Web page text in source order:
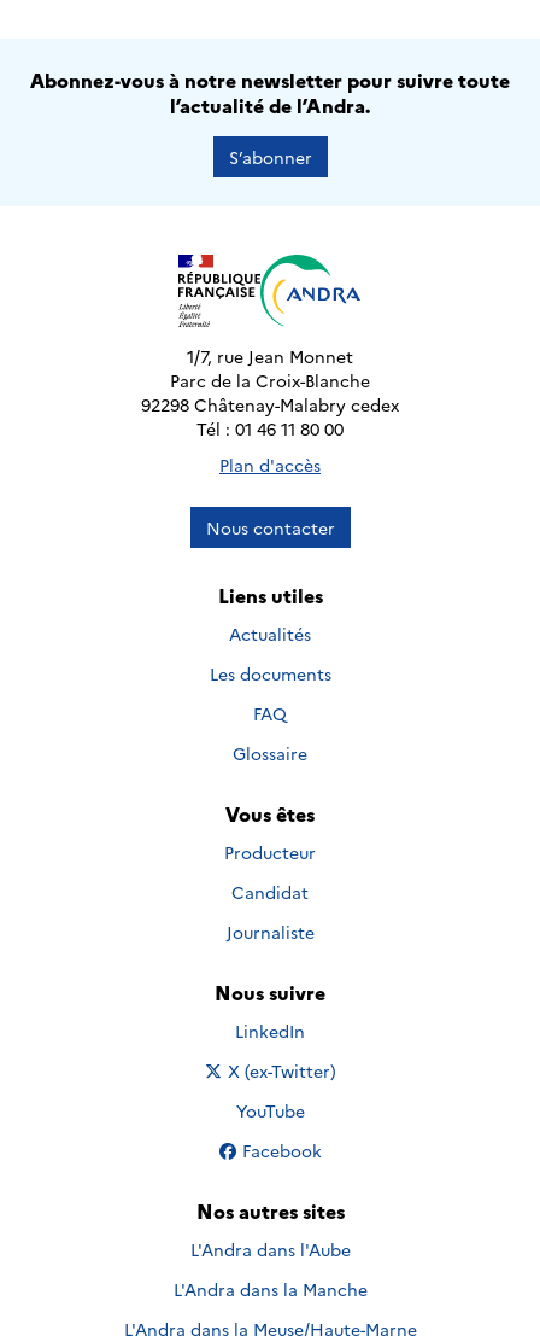
Abonnez-vous à notre newsletter pour suivre toute
l’actualité de l’Andra.
S’abonner
1/7, rue Jean Monnet
Parc de la Croix-Blanche
92298 Châtenay-Malabry cedex
Tél : 01 46 11 80 00
Plan d'accès
Nous contacter
Liens utiles
Actualités
Les documents
FAQ
Glossaire
Vous êtes
Producteur
Candidat
Journaliste
Nous suivre
Nous suivre sur
LinkedIn
Nous suivre sur
X (ex-Twitter)
Nous suivre sur
YouTube
Nous suivre sur
Facebook
Nos autres sites
L'Andra dans l'Aube
L'Andra dans la Manche
L'Andra dans la Meuse/Haute-Marne